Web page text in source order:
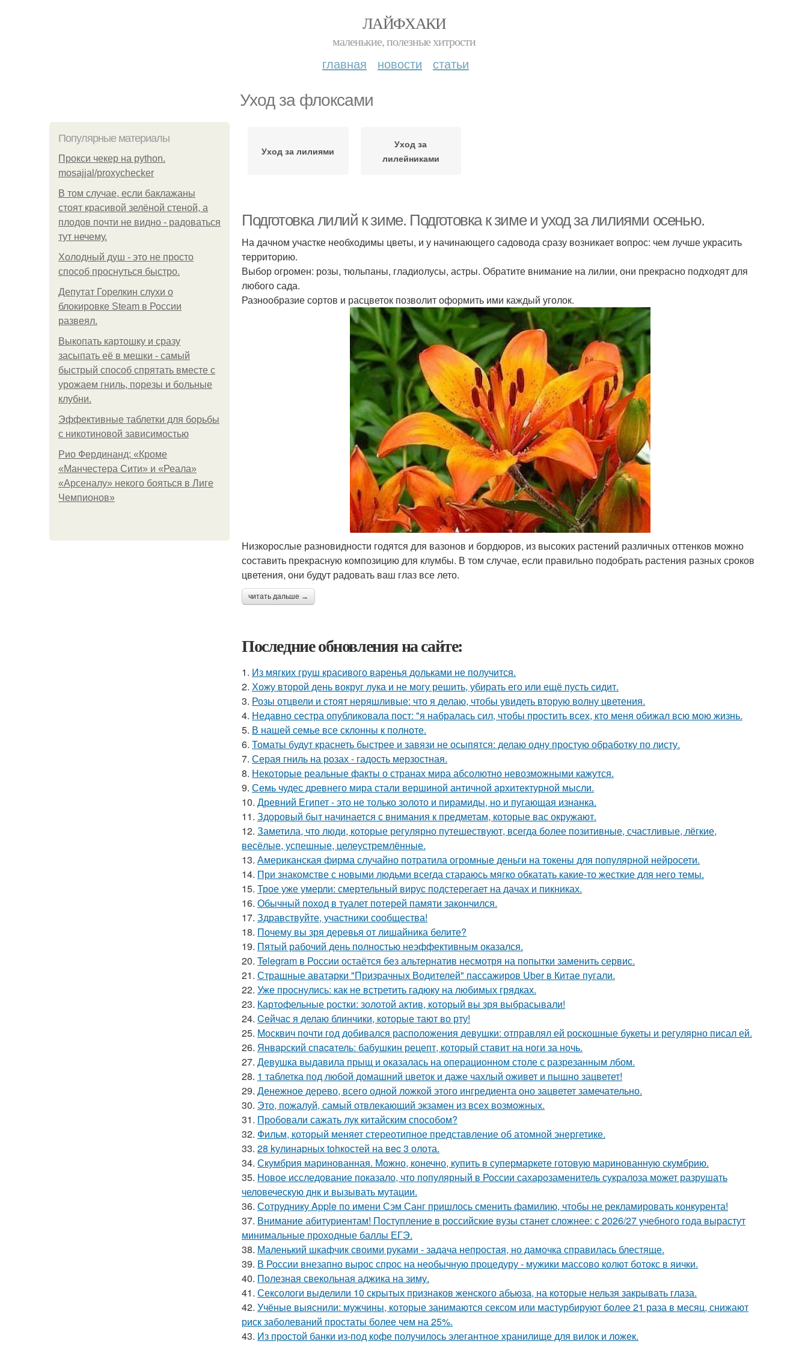
ЛАЙФХАКИ
маленькие, полезные хитрости
главная новости статьи
Уход за флоксами
Популярные материалы
Прокси чекер на python.
mosajjal/proxychecker
В том случае, если баклажаны
стоят красивой зелёной стеной, а
плодов почти не видно - радоваться
тут нечему.
Холодный душ - это не просто
способ проснуться быстро.
Депутат Горелкин слухи о
блокировке Steam в России
развеял.
Выкопать картошку и сразу
засыпать её в мешки - самый
быстрый способ спрятать вместе с
урожаем гниль, порезы и больные
клубни.
Эффективные таблетки для борьбы
с никотиновой зависимостью
Рио Фердинанд: «Кроме
«Манчестера Сити» и «Реала»
«Арсеналу» некого бояться в Лиге
Чемпионов»
Уход за лилиями
Уход за
лилейниками
Подготовка лилий к зиме. Подготовка к зиме и уход за лилиями осенью.
На дачном участке необходимы цветы, и у начинающего садовода сразу возникает вопрос: чем лучше украсить
территорию.
Выбор огромен: розы, тюльпаны, гладиолусы, астры. Обратите внимание на лилии, они прекрасно подходят для
любого сада.
Разнообразие сортов и расцветок позволит оформить ими каждый уголок.
Низкорослые разновидности годятся для вазонов и бордюров, из высоких растений различных оттенков можно
составить прекрасную композицию для клумбы. В том случае, если правильно подобрать растения разных сроков
цветения, они будут радовать ваш глаз все лето.
читать дальше →
Последние обновления на сайте:
1. Из мягких груш красивого варенья дольками не получится.
2. Хожу второй день вокруг лука и не могу решить, убирать его или ещё пусть сидит.
3. Розы отцвели и стоят неряшливые: что я делаю, чтобы увидеть вторую волну цветения.
4. Недавно сестра опубликовала пост: "я набралась сил, чтобы простить всех, кто меня обижал всю мою жизнь.
5. В нашей семье все склонны к полноте.
6. Томаты будут краснеть быстрее и завязи не осыпятся: делаю одну простую обработку по листу.
7. Серая гниль на розах - гадость мерзостная.
8. Некоторые реальные факты о странах мира абсолютно невозможными кажутся.
9. Семь чудес древнего мира стали вершиной античной архитектурной мысли.
10. Древний Египет - это не только золото и пирамиды, но и пугающая изнанка.
11. Здоровый быт начинается с внимания к предметам, которые вас окружают.
12. Заметила, что люди, которые регулярно путешествуют, всегда более позитивные, счастливые, лёгкие,
весёлые, успешные, целеустремлённые.
13. Американская фирма случайно потратила огромные деньги на токены для популярной нейросети.
14. При знакомстве с новыми людьми всегда стараюсь мягко обкатать какие-то жесткие для него темы.
15. Трое уже умерли: смертельный вирус подстерегает на дачах и пикниках.
16. Обычный поход в туалет потерей памяти закончился.
17. Здравствуйте, участники сообщества!
18. Почему вы зря деревья от лишайника белите?
19. Пятый рабочий день полностью неэффективным оказался.
20. Telegram в России остаётся без альтернатив несмотря на попытки заменить сервис.
21. Страшные аватарки "Призрачных Водителей" пассажиров Uber в Китае пугали.
22. Уже проснулись: как не встретить гадюку на любимых грядках.
23. Картофельные ростки: золотой актив, который вы зря выбрасывали!
24. Ceйчас я делаю блинчики, которые тают во рту!
25. Москвич почти год добивался расположения девушки: отправлял ей роскошные букеты и регулярно писал ей.
26. Янвapский спacaтель: бабушкин рецепт, который ставит на ноги за ночь.
27. Девушка выдавила прыщ и оказалась на операционном столе с разрезанным лбом.
28. 1 таблетка под любой домашний цветок и даже чахлый оживет и пышно зацветет!
29. Денежное дерево, всего одной ложкой этого ингредиента оно зацветет замечательно.
30. Это, пожалуй, самый отвлекающий экзамен из всех возможных.
31. Пробовали сажать лук китайским способом?
32. Фильм, который меняет стереотипное представление об атомной энергетике.
33. 28 kулинарных tohкостей на вec 3 олота.
34. Скумбрия маринованная. Можно, конечно, купить в супермаркете готовую маринованную скумбрию.
35. Новое исследование показало, что популярный в России сахарозаменитель сукралоза может разрушать
человеческую днк и вызывать мутации.
36. Сотруднику Apple по имени Сэм Санг пришлось сменить фамилию, чтобы не рекламировать конкурента!
37. Внимание абитуриентам! Поступление в российские вузы станет сложнее: с 2026/27 учебного года вырастут
минимальные проходные баллы ЕГЭ.
38. Маленький шкафчик своими руками - задача непростая, но дамочка справилась блестяще.
39. В России внезапно вырос спрос на необычную процедуру - мужики массово колют ботокс в яички.
40. Полезная свекольная аджика на зиму.
41. Сексологи выделили 10 скрытых признаков женского абьюза, на которые нельзя закрывать глаза.
42. Учёные выяснили: мужчины, которые занимаются сексом или мастурбируют более 21 раза в месяц, снижают
риск заболеваний простаты более чем на 25%.
43. Из простой банки из-под кофе получилось элегантное хранилище для вилок и ложек.